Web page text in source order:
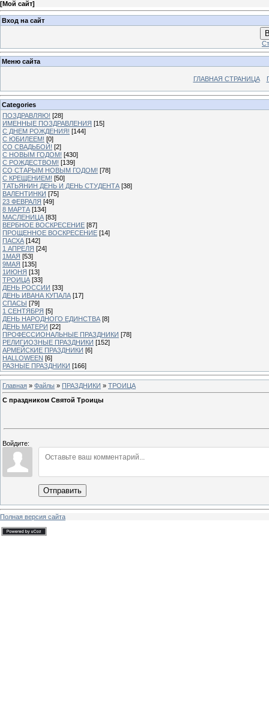
[Мой сайт]
Вход на сайт
Меню сайта
ГЛАВНАЯ СТРАНИЦА
Categories
ПОЗДРАВЛЯЮ! [28]
ИМЕННЫЕ ПОЗДРАВЛЕНИЯ [15]
С ДНЕМ РОЖДЕНИЯ! [144]
С ЮБИЛЕЕМ! [0]
СО СВАДЬБОЙ! [2]
С НОВЫМ ГОДОМ! [430]
С РОЖДЕСТВОМ! [139]
СО СТАРЫМ НОВЫМ ГОДОМ! [78]
С КРЕЩЕНИЕМ! [50]
ТАТЬЯНИН ДЕНЬ И ДЕНЬ СТУДЕНТА [38]
ВАЛЕНТИНКИ [75]
23 ФЕВРАЛЯ [49]
8 МАРТА [134]
МАСЛЕНИЦА [83]
ВЕРБНОЕ ВОСКРЕСЕНИЕ [87]
ПРОЩЕННОЕ ВОСКРЕСЕНИЕ [14]
ПАСХА [142]
1 АПРЕЛЯ [24]
1МАЯ [53]
9МАЯ [135]
1ИЮНЯ [13]
ТРОИЦА [33]
ДЕНЬ РОССИИ [33]
ДЕНЬ ИВАНА КУПАЛА [17]
СПАСЫ [79]
1 СЕНТЯБРЯ [5]
ДЕНЬ НАРОДНОГО ЕДИНСТВА [8]
ДЕНЬ МАТЕРИ [22]
ПРОФЕССИОНАЛЬНЫЕ ПРАЗДНИКИ [78]
РЕЛИГИОЗНЫЕ ПРАЗДНИКИ [152]
АРМЕЙСКИЕ ПРАЗДНИКИ [6]
HALLOWEEN [6]
РАЗНЫЕ ПРАЗДНИКИ [166]
Главная » Файлы » ПРАЗДНИКИ » ТРОИЦА
С праздником Святой Троицы
Войдите:
Отправить
Полная версия сайта